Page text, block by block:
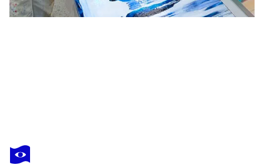
MARGARITA
LYPIRIDOU